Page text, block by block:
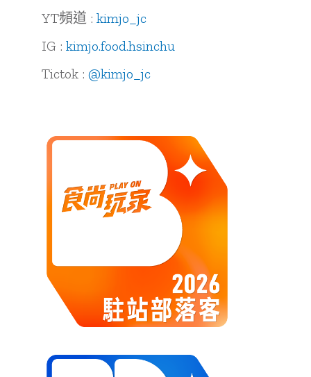
YT頻道 : kimjo_jc
IG : kimjo.food.hsinchu
Tictok : @kimjo_jc